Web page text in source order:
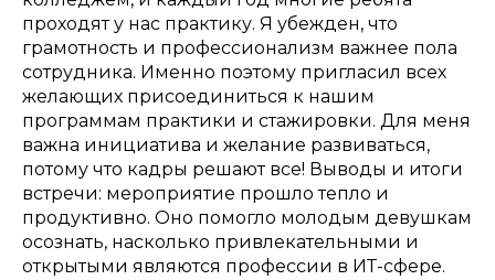
проходят у нас практику. Я убежден, что
грамотность и профессионализм важнее пола
сотрудника. Именно поэтому пригласил всех
желающих присоединиться к нашим
программам практики и стажировки. Для меня
важна инициатива и желание развиваться,
потому что кадры решают все! Выводы и итоги
встречи: мероприятие прошло тепло и
продуктивно. Оно помогло молодым девушкам
осознать, насколько привлекательными и
открытыми являются профессии в ИТ-сфере.